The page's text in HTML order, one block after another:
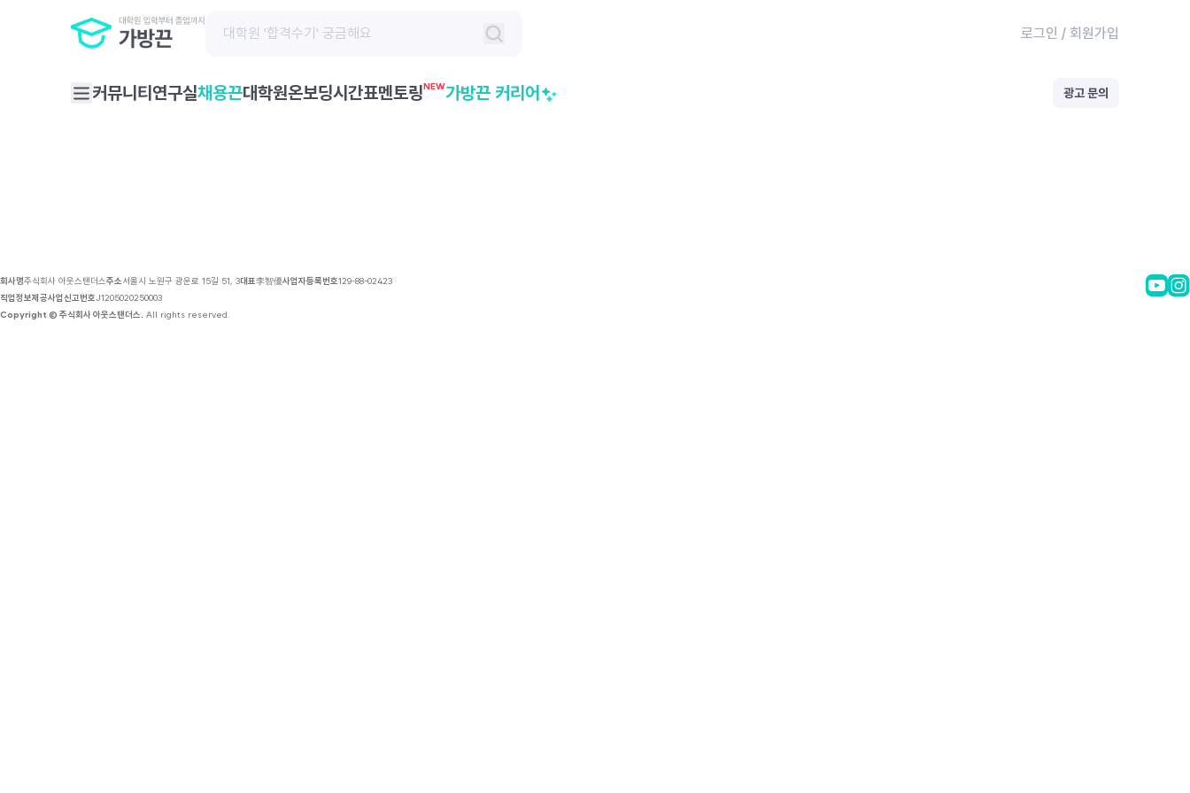
로그인 / 회원가입
커뮤니티 연구실채용끈대학원온보딩시간표멘토링NEW가방끈 커리어 광고 문의
회사명주식회사 아웃스탠더스주소서울시 노원구 광운로 15길 51, 3대표李智優사업자등록번호129-88-02423
직업정보제공사업신고번호J1205020250003
Copyright © 주식회사 아웃스탠더스. All rights reserved.